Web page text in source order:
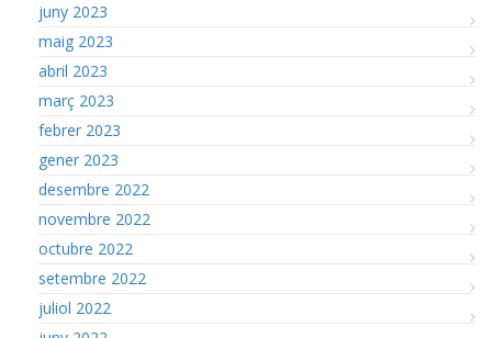
juny 2023
maig 2023
abril 2023
març 2023
febrer 2023
gener 2023
desembre 2022
novembre 2022
octubre 2022
setembre 2022
juliol 2022